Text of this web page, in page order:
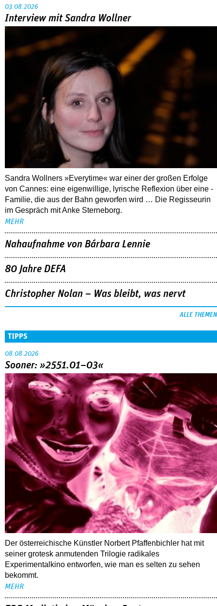
03.08.2026
Interview mit Sandra Wollner
Sandra Wollners »Everytime« war einer der großen Erfolge
von Cannes: eine eigenwillige, lyrische Reflexion über eine ­
Familie, die aus der Bahn geworfen wird … Die Regisseurin
im Gespräch mit Anke Sterneborg.
MEHR
Nahaufnahme von Bárbara Lennie
80 Jahre DEFA
Christopher Nolan – Was bleibt, was nervt
ALLE THEMEN
TIPPS
08.08.2026
Sooner: »2551.01–03«
Der österreichische Künstler Norbert Pfaffenbichler hat mit
seiner grotesk anmutenden Trilogie radikales
Experimentalkino entworfen, wie man es selten zu sehen
bekommt.
MEHR